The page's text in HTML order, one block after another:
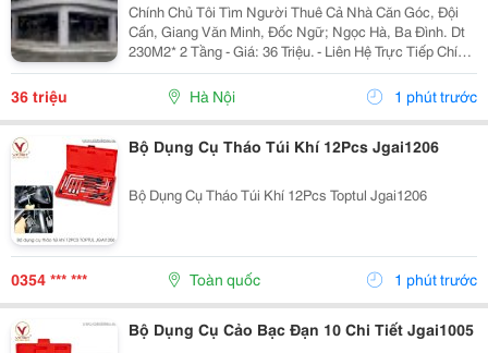
Chính Chủ Tôi Tìm Người Thuê Cả Nhà Căn Góc, Đội
Cấn, Giang Văn Minh, Đốc Ngữ; Ngọc Hà, Ba Đình. Dt
230M2* 2 Tầng - Giá: 36 Triệu. - Liên Hệ Trực Tiếp Chính
Chủ: 0946004782 - Vỉa Hè Lớn, Mặt Tiền Rộng, Thoáng.
- Vị Trí Ngay Gần Ngã Ba, Khu Đông Dân...
36 triệu Hà Nội 1 phút trước
Bộ Dụng Cụ Tháo Túi Khí 12Pcs Jgai1206
Bộ Dụng Cụ Tháo Túi Khí 12Pcs Toptul Jgai1206
0354 *** *** Toàn quốc 1 phút trước
Bộ Dụng Cụ Cảo Bạc Đạn 10 Chi Tiết Jgai1005